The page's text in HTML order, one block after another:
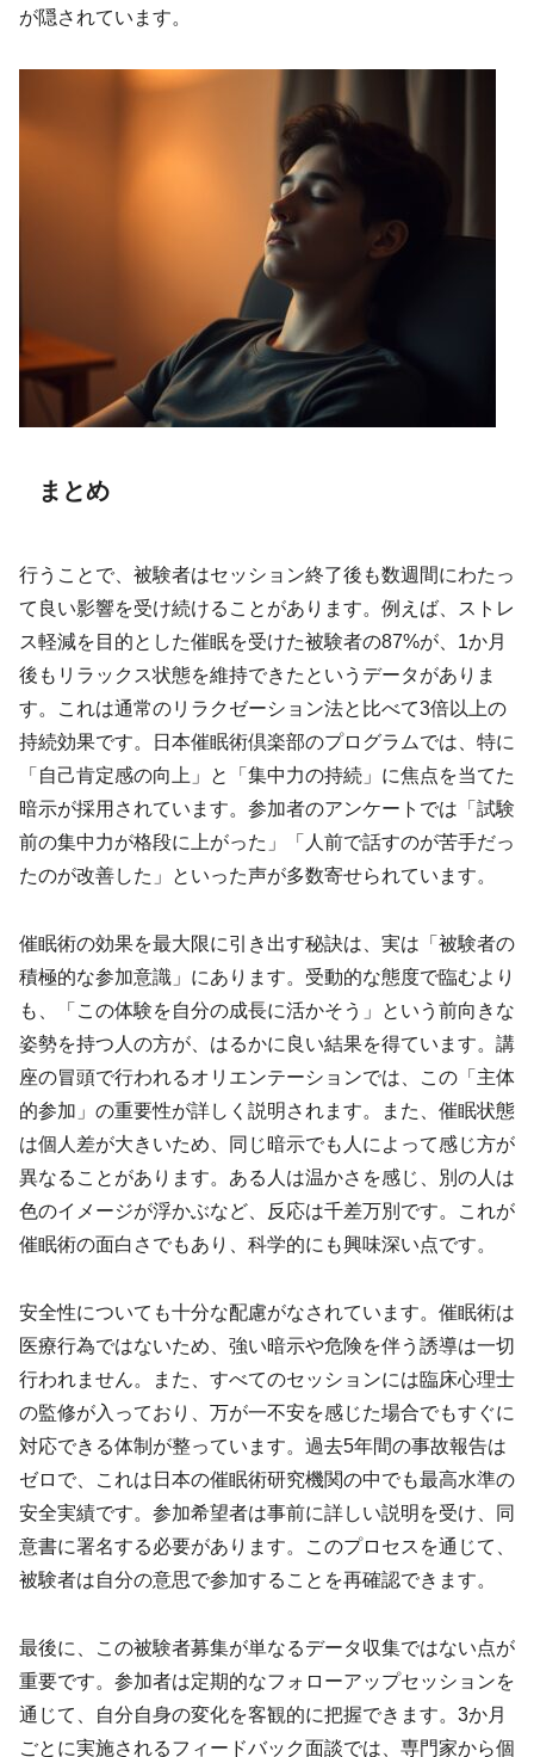
が隠されています。
まとめ
行うことで、被験者はセッション終了後も数週間にわたっ
て良い影響を受け続けることがあります。例えば、ストレ
ス軽減を目的とした催眠を受けた被験者の87%が、1か月
後もリラックス状態を維持できたというデータがありま
す。これは通常のリラクゼーション法と比べて3倍以上の
持続効果です。日本催眠術倶楽部のプログラムでは、特に
「自己肯定感の向上」と「集中力の持続」に焦点を当てた
暗示が採用されています。参加者のアンケートでは「試験
前の集中力が格段に上がった」「人前で話すのが苦手だっ
たのが改善した」といった声が多数寄せられています。
催眠術の効果を最大限に引き出す秘訣は、実は「被験者の
積極的な参加意識」にあります。受動的な態度で臨むより
も、「この体験を自分の成長に活かそう」という前向きな
姿勢を持つ人の方が、はるかに良い結果を得ています。講
座の冒頭で行われるオリエンテーションでは、この「主体
的参加」の重要性が詳しく説明されます。また、催眠状態
は個人差が大きいため、同じ暗示でも人によって感じ方が
異なることがあります。ある人は温かさを感じ、別の人は
色のイメージが浮かぶなど、反応は千差万別です。これが
催眠術の面白さでもあり、科学的にも興味深い点です。
安全性についても十分な配慮がなされています。催眠術は
医療行為ではないため、強い暗示や危険を伴う誘導は一切
行われません。また、すべてのセッションには臨床心理士
の監修が入っており、万が一不安を感じた場合でもすぐに
対応できる体制が整っています。過去5年間の事故報告は
ゼロで、これは日本の催眠術研究機関の中でも最高水準の
安全実績です。参加希望者は事前に詳しい説明を受け、同
意書に署名する必要があります。このプロセスを通じて、
被験者は自分の意思で参加することを再確認できます。
最後に、この被験者募集が単なるデータ収集ではない点が
重要です。参加者は定期的なフォローアップセッションを
通じて、自分自身の変化を客観的に把握できます。3か月
ごとに実施されるフィードバック面談では、専門家から個